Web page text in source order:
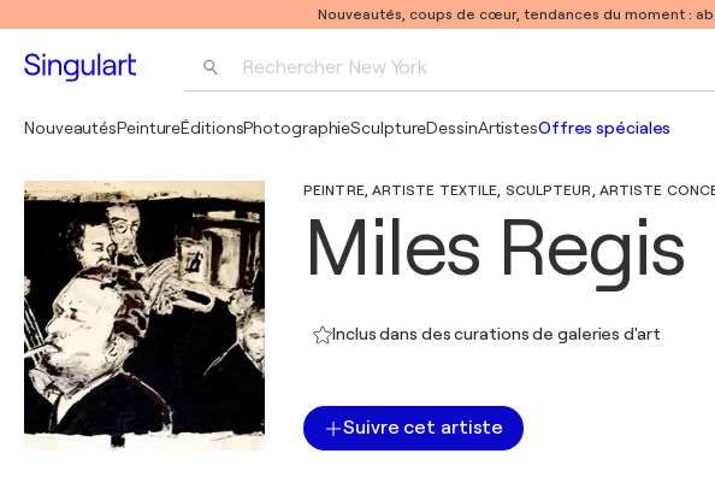
Nouveautés, coups de cœur, tendances du moment :
Rechercher New York
NouveautésPeintureÉditionsPhotographieSculptureDessinArtistesOffres spéciales
PEINTRE, ARTISTE TEXTILE, SCULPTEUR, ARTISTE
Miles Regis
Inclus dans des curations de galeries d'art
Suivre cet artiste